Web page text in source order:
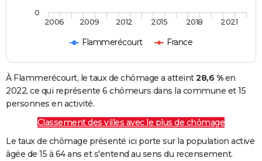
Flammerécourt France
2006 2009 2012 2015 2018 2021
0
À Flammerécourt, le taux de chômage a atteint28,6 %en
2022, ce qui représente 6 chômeurs dans la commune et 15
personnes en activité.
Classement des villes avec le plus de chômage
Le taux de chômage présenté ici porte sur la population active
âgée de 15 à 64 ans et s'entend au sens du recensement.